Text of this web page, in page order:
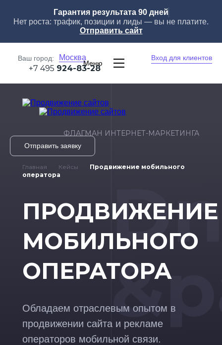
Гарантия результата 90 дней
Нет роста: трафик, позиции и лиды — вы не платите.
Отправить сайт
Ваш город: Москва
Меню
Вход для клиентов
+7 495 924-83-28
ФЛАГМАН ИНТЕРНЕТ-МАРКЕТИНГА
Отправить заявку
Главная Кейсы
Продвижение мобильного
оператора
ПРОДВИЖЕНИЕ
МОБИЛЬНОГО
ОПЕРАТОРА
Обладаем отраслевым опытом в
продвижении сайта и рекламе
операторов мобильной связи.